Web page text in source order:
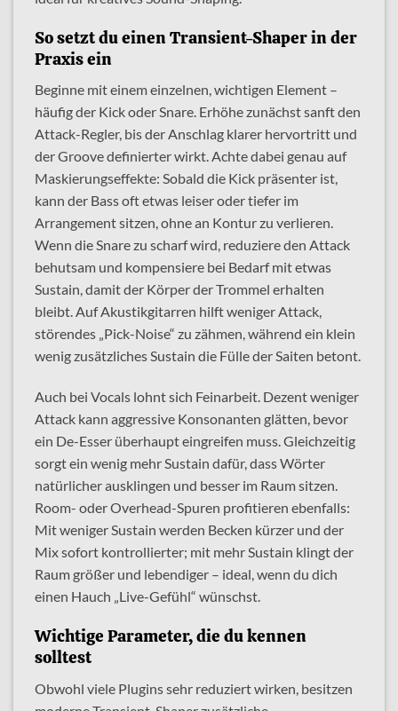
So setzt du einen Transient-Shaper in der
Praxis ein
Beginne mit einem einzelnen, wichtigen Element –
häufig der Kick oder Snare. Erhöhe zunächst sanft den
Attack-Regler, bis der Anschlag klarer hervortritt und
der Groove definierter wirkt. Achte dabei genau auf
Maskierungseffekte: Sobald die Kick präsenter ist,
kann der Bass oft etwas leiser oder tiefer im
Arrangement sitzen, ohne an Kontur zu verlieren.
Wenn die Snare zu scharf wird, reduziere den Attack
behutsam und kompensiere bei Bedarf mit etwas
Sustain, damit der Körper der Trommel erhalten
bleibt. Auf Akustikgitarren hilft weniger Attack,
störendes „Pick-Noise“ zu zähmen, während ein klein
wenig zusätzliches Sustain die Fülle der Saiten betont.
Auch bei Vocals lohnt sich Feinarbeit. Dezent weniger
Attack kann aggressive Konsonanten glätten, bevor
ein De-Esser überhaupt eingreifen muss. Gleichzeitig
sorgt ein wenig mehr Sustain dafür, dass Wörter
natürlicher ausklingen und besser im Raum sitzen.
Room- oder Overhead-Spuren profitieren ebenfalls:
Mit weniger Sustain werden Becken kürzer und der
Mix sofort kontrollierter; mit mehr Sustain klingt der
Raum größer und lebendiger – ideal, wenn du dich
einen Hauch „Live-Gefühl“ wünschst.
Wichtige Parameter, die du kennen
solltest
Obwohl viele Plugins sehr reduziert wirken, besitzen